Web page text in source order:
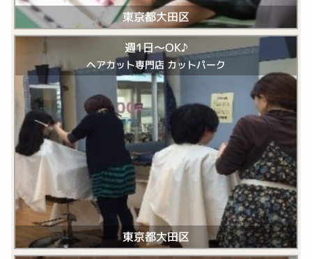
東京都大田区
週1日～OK♪
ヘアカット専門店 カットパーク
東京都大田区